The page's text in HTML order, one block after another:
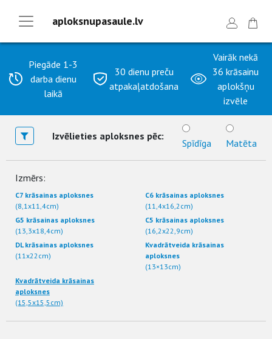
Piegāde 1-3
darba dienu
laikā
30 dienu preču
atpakaļatdošana
Vairāk nekā
36 krāsainu
aplokšņu
izvēle
aploksnupasaule.lv
Izvēlieties aploksnes pēc:
Spīdīga Matēta
Izmērs:
C7 krāsainas aploksnes
(8,1x11,4cm)
C6 krāsainas aploksnes
(11,4x16,2cm)
G5 krāsainas aploksnes
(13,3x18,4cm)
C5 krāsainas aploksnes
(16,2x22,9cm)
DL krāsainas aploksnes
(11x22cm)
Kvadrātveida krāsainas
aploksnes
(13×13cm)
Kvadrātveida krāsainas
aploksnes
(15,5x15,5cm)